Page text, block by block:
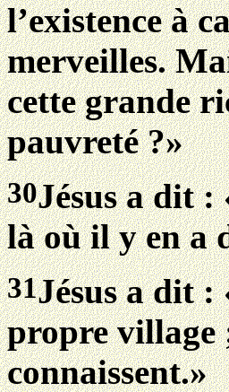
l’existence à
merveilles.
cette grande
pauvreté ?»
30Jésus a dit
là où il y en a
31Jésus a dit :
propre village
connaissent.»